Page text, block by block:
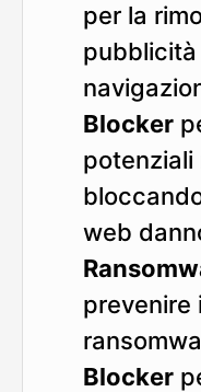
per la
Blocker
potenziali
web
prevenire
Blocker